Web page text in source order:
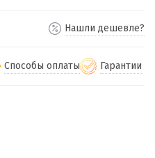
Нашли дешевле?
Способы оплаты
(для
Гарантии